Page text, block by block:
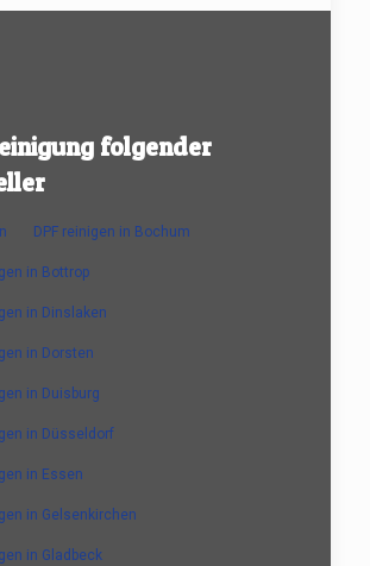
folgender
DPF reinigen in Bochum
in Bottrop
in Dinslaken
in Dorsten
in Duisburg
in Düsseldorf
in Essen
in Gelsenkirchen
in Gladbeck